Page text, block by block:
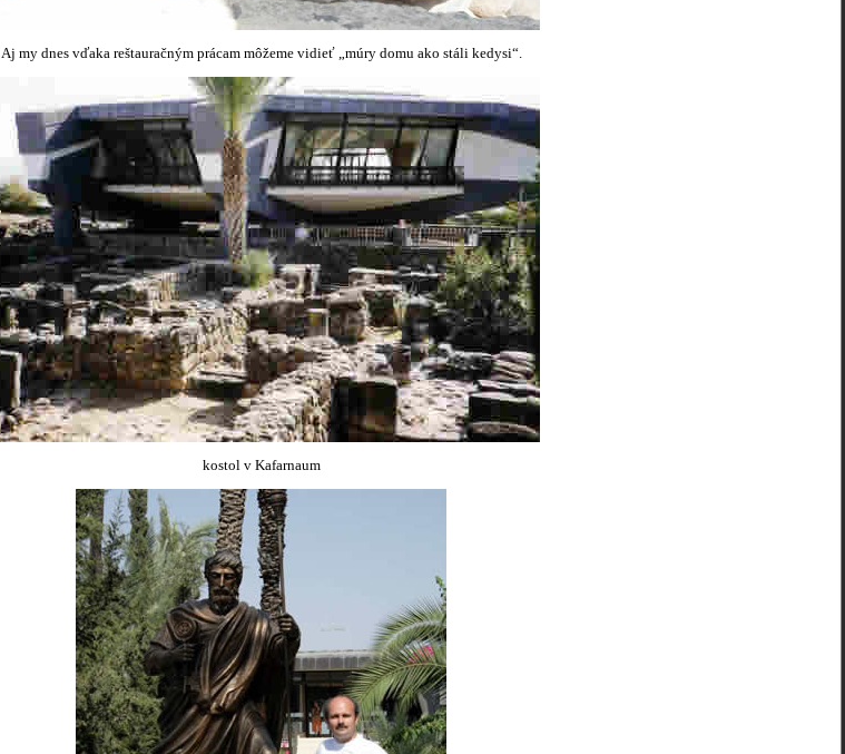
Aj my dnes vďaka reštauračným prácam môžeme vidieť „múry domu ako stáli kedysi“.
kostol v Kafarnaum